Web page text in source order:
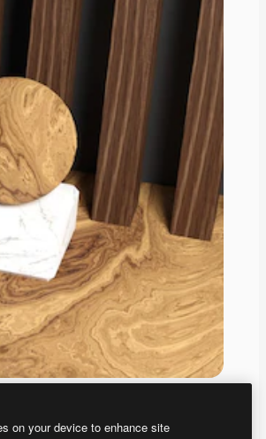
on your device to enhance site